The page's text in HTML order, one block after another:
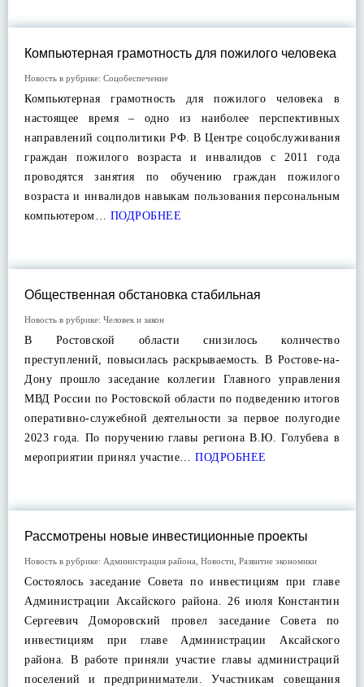
Компьютерная грамотность для пожилого человека
Новость в рубрике: Соцобеспечение
Компьютерная грамотность для пожилого человека в
настоящее время – одно из наиболее перспективных
направлений соцполитики РФ. В Центре соцобслуживания
граждан пожилого возраста и инвалидов с 2011 года
проводятся занятия по обучению граждан пожилого
возраста и инвалидов навыкам пользования персональным
компьютером… ПОДРОБНЕЕ
Общественная обстановка стабильная
Новость в рубрике: Человек и закон
В Ростовской области снизилось количество
преступлений, повысилась раскрываемость. В Ростове-на-
Дону прошло заседание коллегии Главного управления
МВД России по Ростовской области по подведению итогов
оперативно-служебной деятельности за первое полугодие
2023 года. По поручению главы региона В.Ю. Голубева в
мероприятии принял участие… ПОДРОБНЕЕ
Рассмотрены новые инвестиционные проекты
Новость в рубрике: Администрация района Новости Развитие экономики
Состоялось заседание Совета по инвестициям при главе
Администрации Аксайского района. 26 июля Константин
Сергеевич Доморовский провел заседание Совета по
инвестициям при главе Администрации Аксайского
района. В работе приняли участие главы администраций
поселений и предприниматели. Участникам совещания